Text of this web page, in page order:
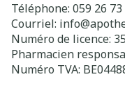
Téléphone: 059 26 73
Courriel: info@
Numéro de licence:
Pharmacien
Numéro TVA: